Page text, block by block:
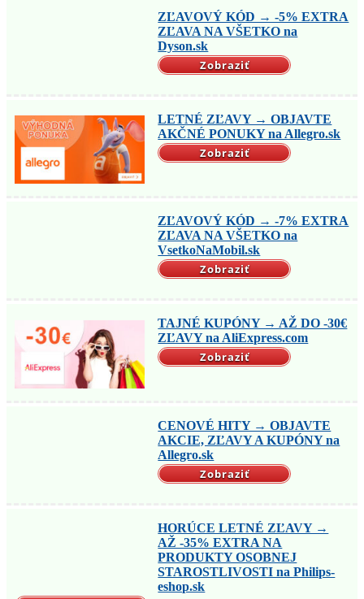
ZĽAVOVÝ KÓD → -5% EXTRA
ZĽAVA NA VŠETKO na
Dyson.sk
Zobraziť
LETNÉ ZĽAVY → OBJAVTE
AKČNÉ PONUKY na Allegro.sk
Zobraziť
ZĽAVOVÝ KÓD → -7% EXTRA
ZĽAVA NA VŠETKO na
VsetkoNaMobil.sk
Zobraziť
TAJNÉ KUPÓNY → AŽ DO -30€
ZĽAVY na AliExpress.com
Zobraziť
CENOVÉ HITY → OBJAVTE
AKCIE, ZĽAVY A KUPÓNY na
Allegro.sk
Zobraziť
HORÚCE LETNÉ ZĽAVY →
AŽ -35% EXTRA NA
PRODUKTY OSOBNEJ
STAROSTLIVOSTI na Philips-
eshop.sk